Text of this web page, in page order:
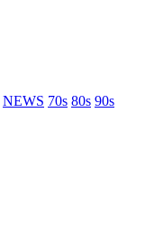
NEWS 70s 80s 90s